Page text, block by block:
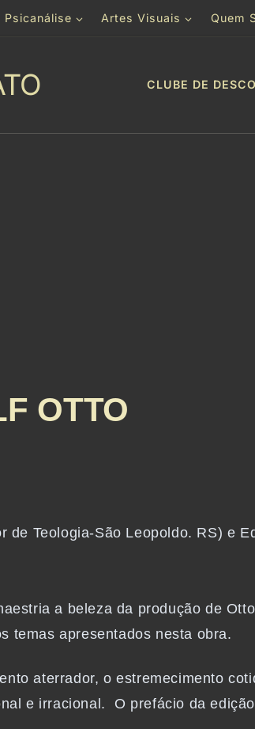
Psicanálise Artes Visuais Quem
CLUBE DE
OTTO
Teologia-São Leopoldo. RS) e
a beleza da produção de
temas apresentados nesta obra.
aterrador, o estremecimento
e irracional. O prefácio da